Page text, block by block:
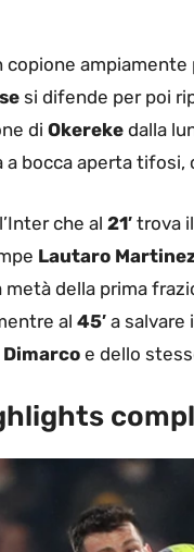
ampiamente
si difende per poi
di Okereke dalla
a bocca aperta tifosi,
che al 21′ trova
Lautaro
della prima
al 45′ a salvare
Dimarco e dello